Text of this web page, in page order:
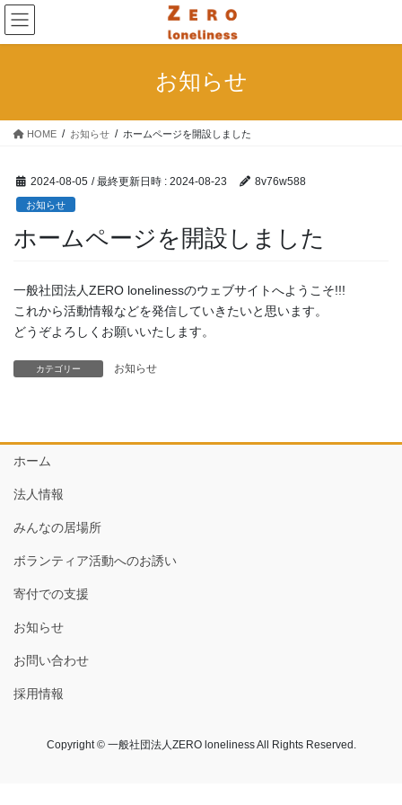
コ
ン
テ
ス
ナ
ビ
ゲ
ン
お知らせ
HOME お知らせ ホームページを開設しました
2024-08-05 / 最終更新日時 : 2024-08-23 8v76w588
お知らせ
ホームページを開設しました
一般社団法人ZERO lonelinessのウェブサイトへようこそ!!!
これから活動情報などを発信していきたいと思います。
どうぞよろしくお願いいたします。
カテゴリー お知らせ
ホーム
法人情報
みんなの居場所
ボランティア活動へのお誘い
寄付での支援
お知らせ
お問い合わせ
採用情報
Copyright © 一般社団法人ZERO loneliness All Rights Reserved.